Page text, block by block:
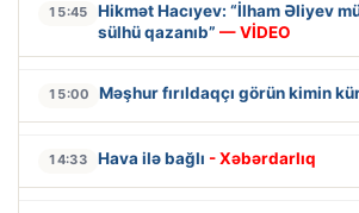
15:45
Hikmət Hacıyev: “İlham Əliyev
sülhü qazanıb” — VİDEO
15:00 Məşhur fırıldaqçı görün kimin
14:33 Hava ilə bağlı - Xəbərdarlıq